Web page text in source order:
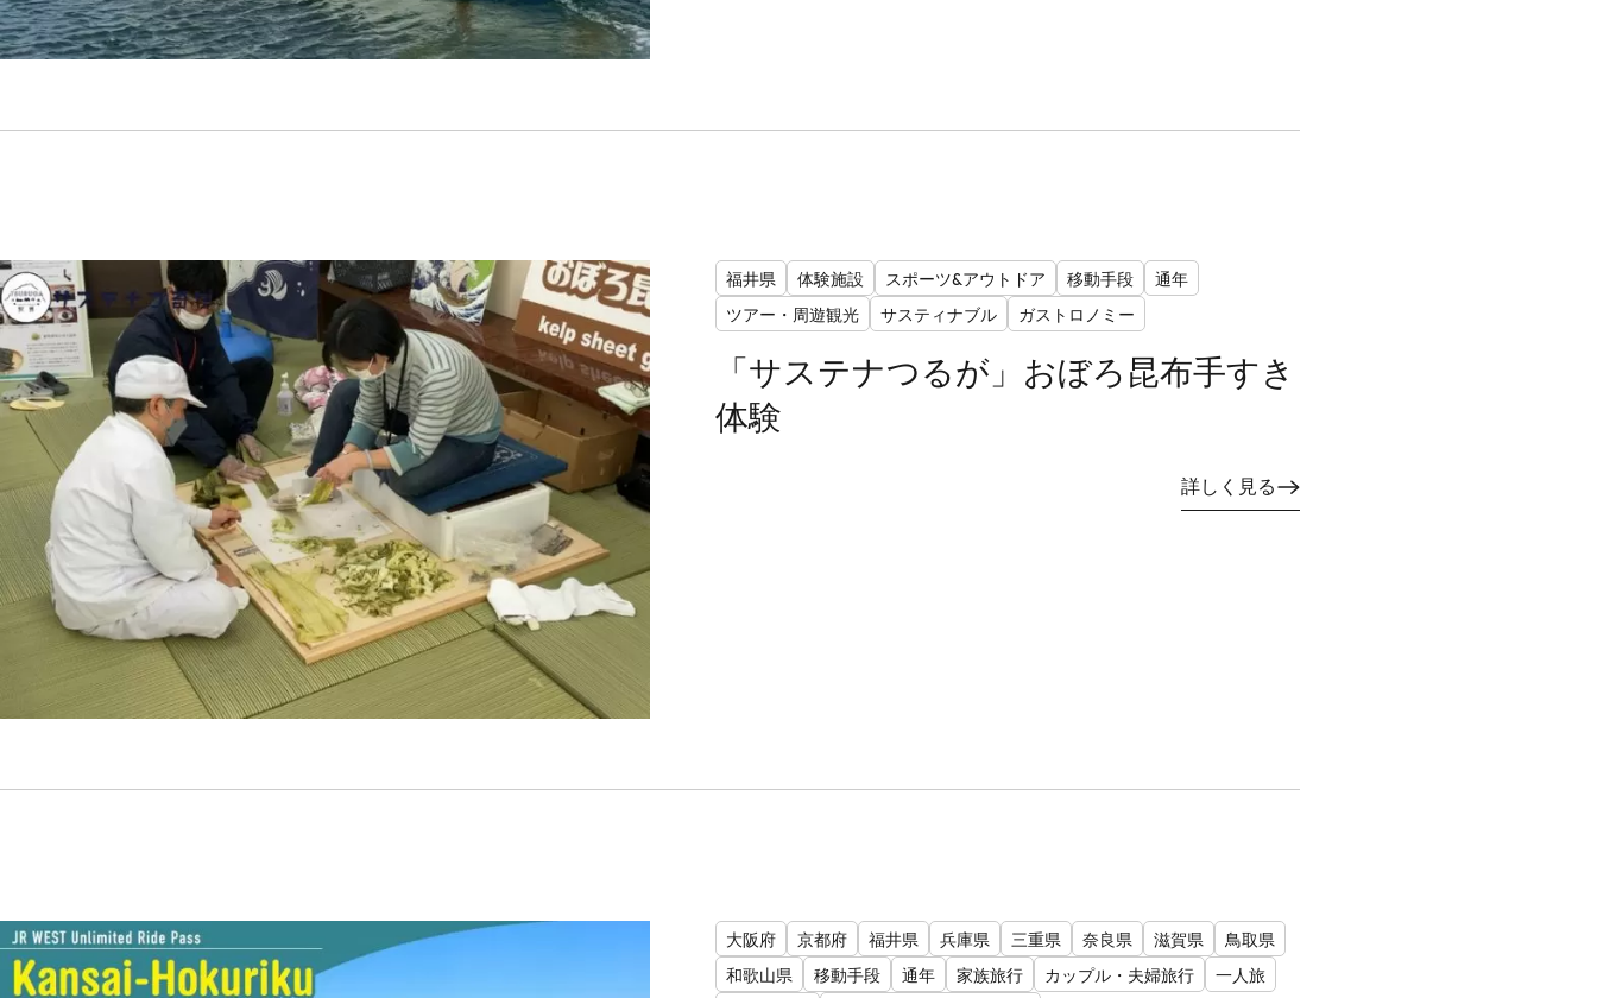
福井県 体験施設 スポーツ&アウトドア 移動手段
通年
ツアー・周遊観光
サスティナブル ガストロノミー
「サステナつるが」おぼろ昆布手すき
体験
詳しく見る
大阪府 京都府 福井県 兵庫県 三重県 奈良県 滋賀県
鳥取県
和歌山県
移動手段 通年 家族旅行 カップル・夫婦旅行
一人旅